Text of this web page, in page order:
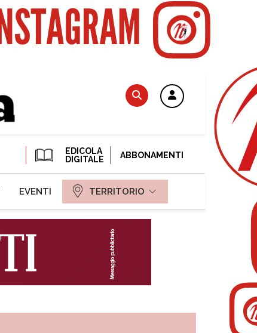
EDICOLA
DIGITALE
ABBONAMENTI
EVENTI TERRITORIO